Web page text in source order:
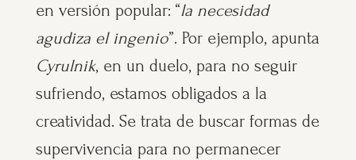
en versión popular: “la necesidad
agudiza el ingenio”. Por ejemplo, apunta
Cyrulnik, en un duelo, para no seguir
sufriendo, estamos obligados a la
creatividad. Se trata de buscar formas de
supervivencia para no permanecer